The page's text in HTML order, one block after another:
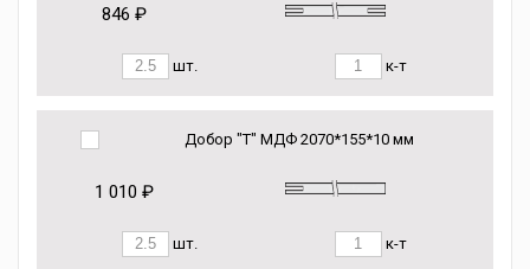
846 ₽
шт. к-т
Добор "Т" МДФ 2070*155*10 мм
1 010 ₽
шт. к-т